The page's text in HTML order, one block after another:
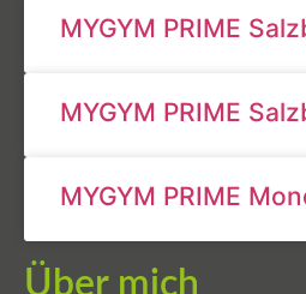
MYGYM PRIME
MYGYM PRIME
MYGYM PRIME
Über mich